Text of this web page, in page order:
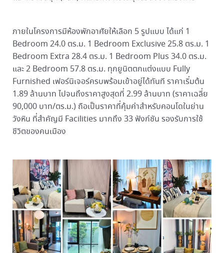
ภายในโครงการมีห้องพักอาศัยให้เลือก 5 รูปแบบ ได้แก่ 1
Bedroom 24.0 ตร.ม. 1 Bedroom Exclusive 25.8 ตร.ม. 1
Bedroom Extra 28.4 ตร.ม. 1 Bedroom Plus 34.0 ตร.ม.
และ 2 Bedroom 57.8 ตร.ม. ทุกยูนิตตกแต่งแบบ Fully
Furnished เฟอร์นิเจอร์ครบพร้อมเข้าอยู่ได้ทันที ราคาเริ่มต้น
1.89 ล้านบาท ไปจนถึงราคาสูงสุดที่ 2.99 ล้านบาท (ราคาเฉลี่ย
90,000 บาท/ตร.ม.) ถือเป็นราคาที่คุ้มค่าสำหรับคอนโดในย่าน
วังหิน ที่สำคัญมี Facilities มากถึง 33 ฟังก์ชัน รองรับการใช้
ชีวิตของคนเมือง